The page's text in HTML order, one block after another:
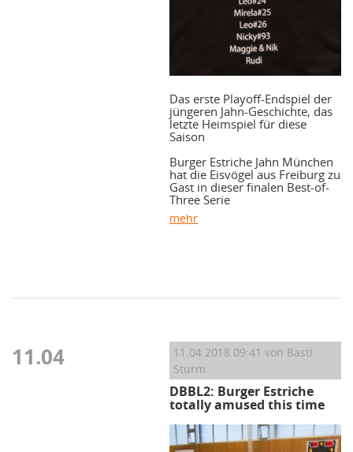
Das erste Playoff-Endspiel der
jüngeren Jahn-Geschichte, das
letzte Heimspiel für diese
Saison
Burger Estriche Jahn München
hat die Eisvögel aus Freiburg zu
Gast in dieser finalen Best-of-
Three Serie
mehr
11.04 11.04.2018 09:41 von Basti
Sturm
DBBL2: Burger Estriche
totally amused this time